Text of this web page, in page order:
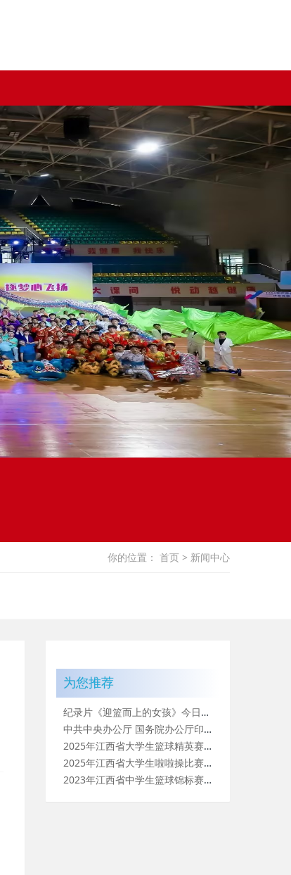
你的位置： 首页 > 新闻中心
为您推荐
纪录片《迎篮而上的女孩》今日开播 见证高中女孩逐梦之旅
中共中央办公厅 国务院办公厅印发《关于全面加强和改进新时代学
2025年江西省大学生篮球精英赛落幕
2025年江西省大学生啦啦操比赛圆满落幕
2023年江西省中学生篮球锦标赛（高中组）暨中华人民共和国第